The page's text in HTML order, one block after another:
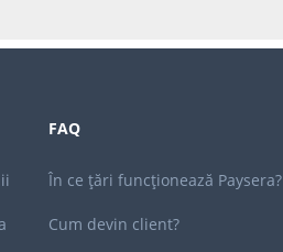
FAQ
În ce țări funcționează Paysera?
Cum devin client?